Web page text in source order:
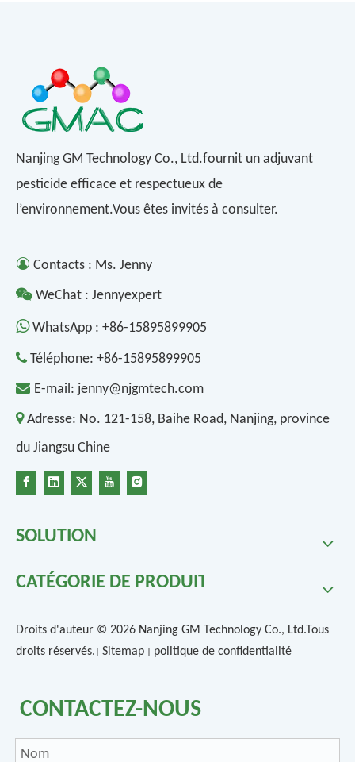
Nanjing GM Technology Co., Ltd.fournit un adjuvant
pesticide efficace et respectueux de
l’environnement.Vous êtes invités à consulter.
 Contacts : Ms. Jenny
 WeChat : Jennyexpert
 WhatsApp : +86-15895899905
 Téléphone: +86-15895899905
 E-mail: jenny@njgmtech.com
 Adresse: No. 121-158, Baihe Road, Nanjing, province
du Jiangsu Chine
SOLUTION
CATÉGORIE DE PRODUIT
Droits d'auteur © 2026 Nanjing GM Technology Co., Ltd.Tous
droits réservés.
Sitemap politique de confidentialité
CONTACTEZ-NOUS